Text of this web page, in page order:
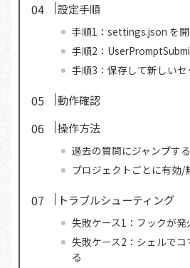
設定手順
手順1：settings.json を開
手順2：
手順3：保存して新しい
動作確認
操作方法
過去の質問にジャンプする
プロジェクトごとに有効/
トラブルシューティング
失敗ケース1：フックが発
失敗ケース2：シェルで
る